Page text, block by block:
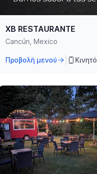
XB RESTAURANTE
Cancún, Mexico
Προβολή μενού Κινητό